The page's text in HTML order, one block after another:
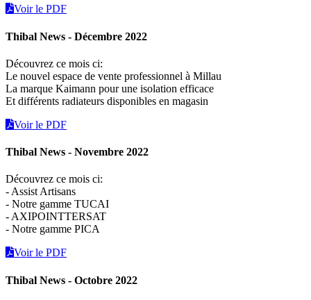
Voir le PDF
Thibal News - Décembre 2022
Découvrez ce mois ci:
Le nouvel espace de vente professionnel à Millau
La marque Kaimann pour une isolation efficace
Et différents radiateurs disponibles en magasin
Voir le PDF
Thibal News - Novembre 2022
Découvrez ce mois ci:
- Assist Artisans
- Notre gamme TUCAI
- AXIPOINTTERSAT
- Notre gamme PICA
Voir le PDF
Thibal News - Octobre 2022